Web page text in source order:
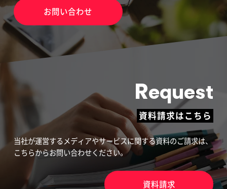
お問い合わせ
Request
資料請求はこちら
当社が運営するメディアやサービスに関する資料のご請求は、
こちらからお問い合わせください。
資料請求